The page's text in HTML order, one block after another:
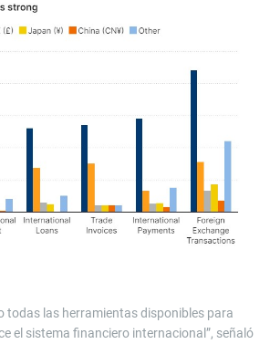
todas las herramientas disponibles para
el sistema financiero internacional”, señaló